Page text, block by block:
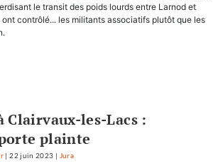
le transit des poids lourds entre Larnod et
contrôlé... les militants associatifs plutôt que les
Clairvaux-les-Lacs :
plainte
|22 juin 2023 | Jura